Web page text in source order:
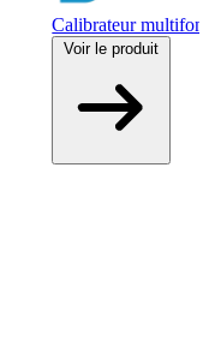
Calibrateur
Voir le produit